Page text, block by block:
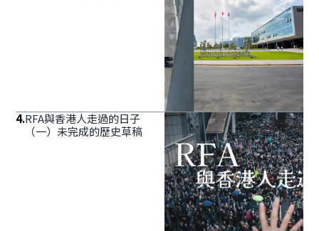
4.RFA與香港人走過的日子
（一）未完成的歷史草稿